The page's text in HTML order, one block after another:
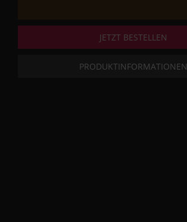
JETZT BESTELLEN
PRODUKTINFORMATIONEN